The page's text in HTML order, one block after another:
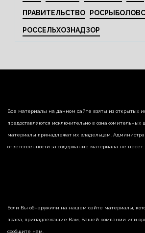
ПРАВИТЕЛЬСТВО
РОССЕЛЬХОЗНАДЗОР
Все материалы на данном сайте взяты из открытых
предоставляются исключительно в ознакомительных
материалы принадлежат их владельцам.
ответственности за содержание материала не несет.
Если Вы обнаружили на нашем сайте материалы,
права, принадлежащие Вам, Вашей компании или
сообщите нам.